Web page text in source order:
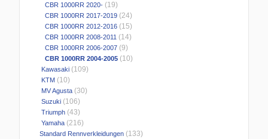
CBR 1000RR 2020- (19)
CBR 1000RR 2017-2019 (24)
CBR 1000RR 2012-2016 (15)
CBR 1000RR 2008-2011 (14)
CBR 1000RR 2006-2007 (9)
CBR 1000RR 2004-2005 (10)
Kawasaki (109)
KTM (10)
MV Agusta (30)
Suzuki (106)
Triumph (43)
Yamaha (216)
Standard Rennverkleidungen (133)